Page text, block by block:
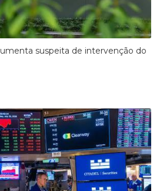
suspeita de intervenção do